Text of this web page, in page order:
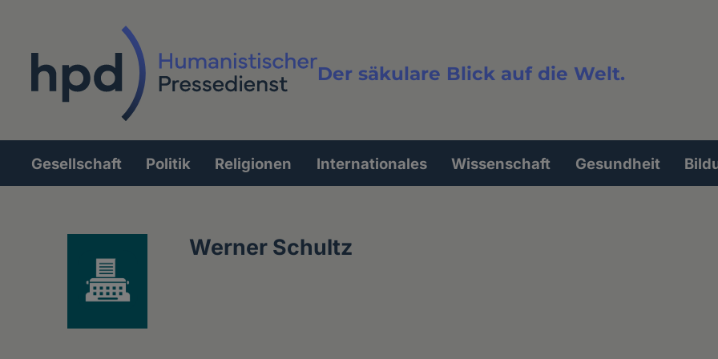
Der säkulare Blick auf die Welt.
Volltextsuche
Hauptnavigation
Gesellschaft Politik Religionen Internationales Wissenschaft Gesundheit
Werner Schultz